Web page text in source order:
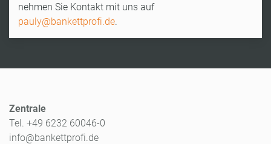
nehmen Sie Kontakt mit uns auf
pauly@bankettprofi.de.
Zentrale
Tel. +49 6232 60046-0
info@bankettprofi.de